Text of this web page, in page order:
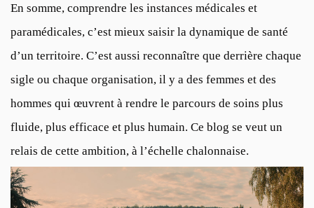
En somme, comprendre les instances médicales et
paramédicales, c’est mieux saisir la dynamique de santé
d’un territoire. C’est aussi reconnaître que derrière chaque
sigle ou chaque organisation, il y a des femmes et des
hommes qui œuvrent à rendre le parcours de soins plus
fluide, plus efficace et plus humain. Ce blog se veut un
relais de cette ambition, à l’échelle chalonnaise.